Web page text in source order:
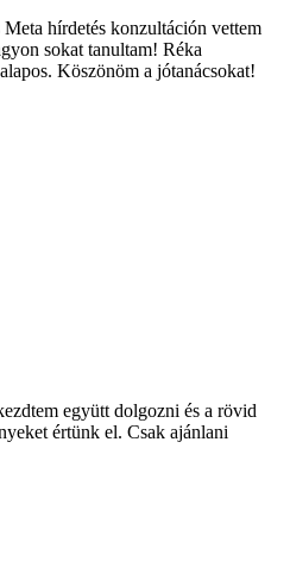
hírdetés konzultáción vettem
sokat tanultam! Réka
Köszönöm a jótanácsokat!
együtt dolgozni és a rövid
értünk el. Csak ajánlani